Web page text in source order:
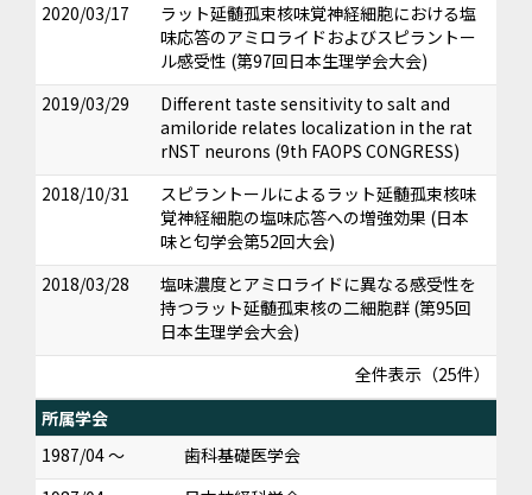
2020/03/17
ラット延髄孤束核味覚神経細胞における塩
味応答のアミロライドおよびスピラントー
ル感受性 (第97回日本生理学会大会)
2019/03/29
Different taste sensitivity to salt and
amiloride relates localization in the rat
rNST neurons (9th FAOPS CONGRESS)
2018/10/31
スピラントールによるラット延髄孤束核味
覚神経細胞の塩味応答への増強効果 (日本
味と匂学会第52回大会)
2018/03/28
塩味濃度とアミロライドに異なる感受性を
持つラット延髄孤束核の二細胞群 (第95回
日本生理学会大会)
全件表示（25件）
所属学会
1987/04 ～
歯科基礎医学会